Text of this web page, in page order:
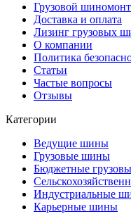
Грузовой
Доставка и оплата
Лизинг грузовых
О компании
Политика
Статьи
Частые вопросы
Отзывы
Категории
Ведущие шины
Грузовые шины
Бюджетные
Индустриальные
Карьерные шины